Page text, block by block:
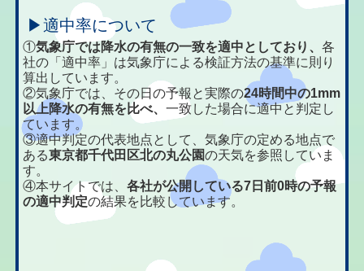
▶適中率について
①気象庁では降水の有無の一致を適中としており、各
社の「適中率」は気象庁による検証方法の基準に則り
算出しています。
②気象庁では、その日の予報と実際の24時間中の1mm
以上降水の有無を比べ、一致した場合に適中と判定し
ています。
③適中判定の代表地点として、気象庁の定める地点で
ある東京都千代田区北の丸公園の天気を参照していま
す。
④本サイトでは、各社が公開している7日前0時の予報
の適中判定の結果を比較しています。